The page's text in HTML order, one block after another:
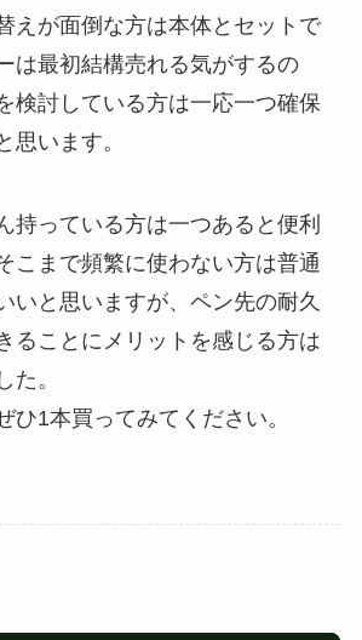
えが面倒な方は本体とセットで
は最初結構売れる気がするの
検討している方は一応一つ確保
思います。
持っている方は一つあると便利
こまで頻繁に使わない方は普通
いと思いますが、ペン先の耐久
ることにメリットを感じる方は
た。
ひ1本買ってみてください。